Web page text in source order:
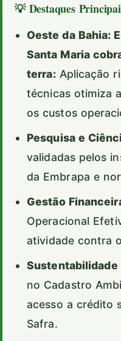
💡 Destaques
Oeste da Bahia:
Santa Maria
terra:Aplicação
técnicas otimiza
os custos
Pesquisa e
validadas pelos
da Embrapa e
Gestão
Operacional
atividade contra
Sustentabilidade
no Cadastro
acesso a crédito
Safra.